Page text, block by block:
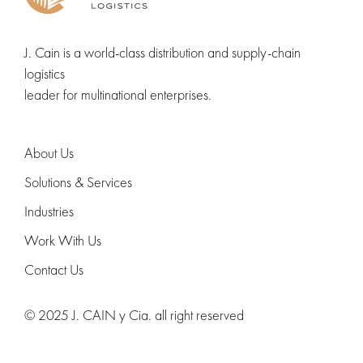
J. Cain is a world-class distribution and supply-chain
logistics
leader for multinational enterprises.
About Us
Solutions & Services
Industries
Work With Us
Contact Us
© 2025 J. CAIN y Cia. all right reserved